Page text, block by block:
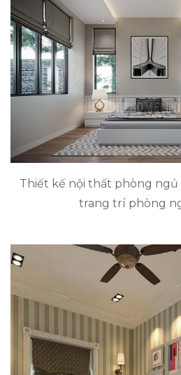
Thiết kế nội thất phòng ngủ
trang trí phòng